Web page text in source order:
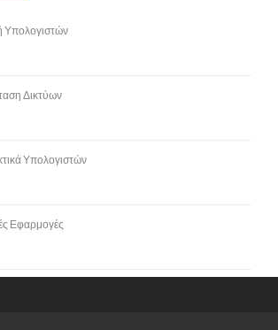
Υπολογιστών
Δικτύων
Υπολογιστών
Εφαρμογές